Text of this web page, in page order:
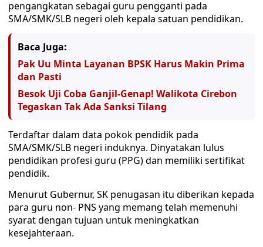
pengangkatan sebagai guru pengganti pada
SMA/SMK/SLB negeri oleh kepala satuan pendidikan.
Baca Juga:
Pak Uu Minta Layanan BPSK Harus Makin Prima
dan Pasti
Besok Uji Coba Ganjil-Genap! Walikota Cirebon
Tegaskan Tak Ada Sanksi Tilang
Terdaftar dalam data pokok pendidik pada
SMA/SMK/SLB negeri induknya. Dinyatakan lulus
pendidikan profesi guru (PPG) dan memiliki sertifikat
pendidik.
Menurut Gubernur, SK penugasan itu diberikan kepada
para guru non- PNS yang memang telah memenuhi
syarat dengan tujuan untuk meningkatkan
kesejahteraan.